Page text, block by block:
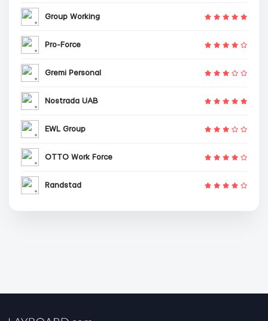
Group Working
Pro-Force
Gremi Personal
Nostrada UAB
EWL Group
OTTO Work Force
Randstad